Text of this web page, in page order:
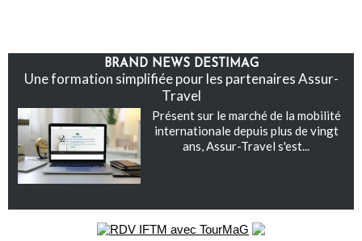
BRAND NEWS DESTIMAG
Une formation simplifiée pour les partenaires Assur-
Travel
Présent sur le marché de la mobilité
internationale depuis plus de vingt
ans, Assur-Travel s'est...